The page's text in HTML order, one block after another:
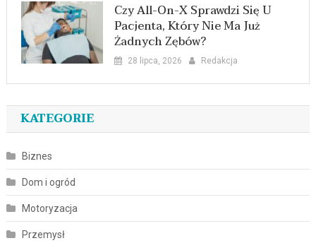
Czy All-On-X Sprawdzi Się U
Pacjenta, Który Nie Ma Już
Żadnych Zębów?
28 lipca, 2026 Redakcja
KATEGORIE
Biznes
Dom i ogród
Motoryzacja
Przemysł